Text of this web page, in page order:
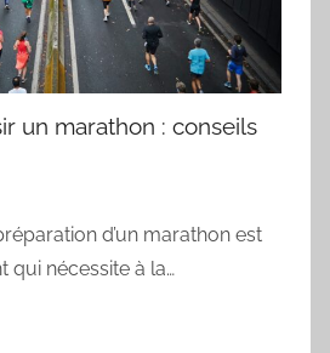
un marathon : conseils
d’un marathon est
qui nécessite à la…